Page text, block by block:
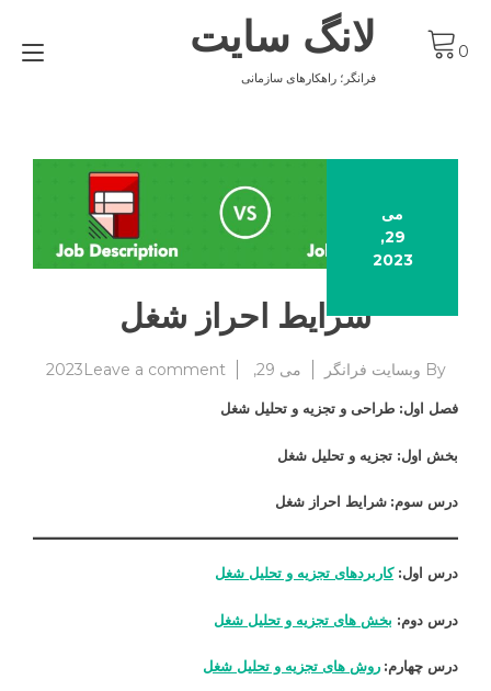
content
لانگ سایت
فرانگر؛ راهکارهای سازمانی
0
می
29,
2023
شرایط احراز شغل
By وبسایت فرانگر می 29, 2023 Leave a comment
on
فصل اول: طراحی و تجزیه و تحلیل شغل
بخش اول: تجزیه و تحلیل شغل
درس سوم: شرایط احراز شغل
درس اول:کاربردهای تجزیه و تحلیل شغل
درس دوم: بخش های تجزیه و تحلیل شغل
درس چهارم: روش های تجزیه و تحلیل شغل